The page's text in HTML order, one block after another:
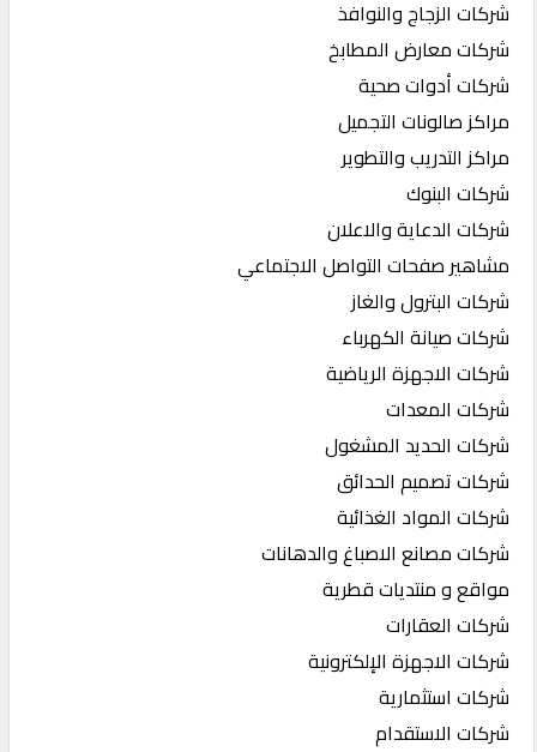
شركات الزجاج والنوافذ
شركات معارض المطابخ
شركات أدوات صحية
مراكز صالونات التجميل
مراكز التدريب والتطوير
شركات البنوك
شركات الدعاية والاعلان
مشاهير صفحات التواصل الاجتماعي
شركات البترول والغاز
شركات صيانة الكهرباء
شركات الاجهزة الرياضية
شركات المعدات
شركات الحديد المشغول
شركات تصميم الحدائق
شركات المواد الغذائية
شركات مصانع الاصباغ والدهانات
مواقع و منتديات قطرية
شركات العقارات
شركات الاجهزة الإلكترونية
شركات استثمارية
شركات الاستقدام